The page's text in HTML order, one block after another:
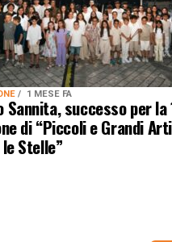
1 MESE FA
Sannita, successo per la
di “Piccoli e Grandi
Stelle”